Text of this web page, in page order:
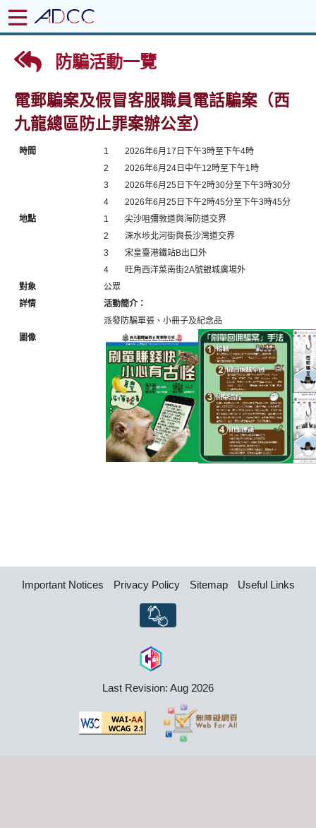
防騙活動一覽
電郵騙案及假冒客服職員電話騙案（西
九龍總區防止罪案辦公室）
時間
1
2
3
4
2026年6月17日下午3時至下午4時
2026年6月24日中午12時至下午1時
2026年6月25日下午2時30分至下午3時30分
2026年6月25日下午2時45分至下午3時45分
地點
1
2
3
4
尖沙咀彌敦道與海防道交界
深水埗北河街與長沙灣道交界
宋皇臺港鐵站B出口外
旺角西洋菜南街2A號銀城廣場外
對象
公眾
詳情
活動簡介：
派發防騙單張、小冊子及紀念品
圖像
Important Notices Privacy Policy Sitemap Useful Links
Last Revision: Aug 2026